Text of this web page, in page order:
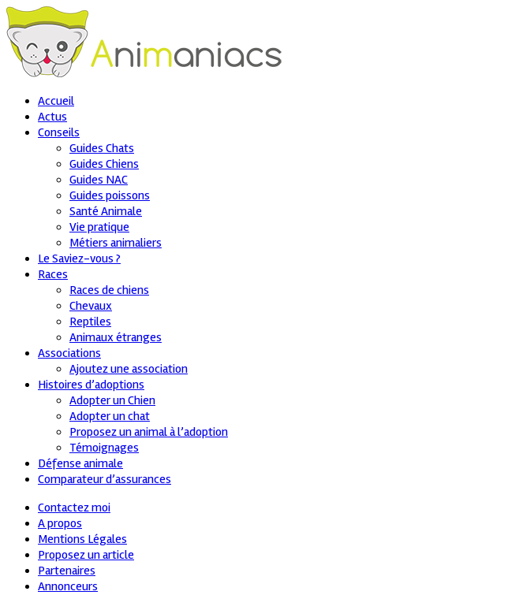
Accueil
Actus
Conseils
Guides Chats
Guides Chiens
Guides NAC
Guides poissons
Santé Animale
Vie pratique
Métiers animaliers
Le Saviez-vous ?
Races
Races de chiens
Chevaux
Reptiles
Animaux étranges
Associations
Ajoutez une association
Histoires d’adoptions
Adopter un Chien
Adopter un chat
Proposez un animal à l’adoption
Témoignages
Défense animale
Comparateur d’assurances
Contactez moi
A propos
Mentions Légales
Proposez un article
Partenaires
Annonceurs